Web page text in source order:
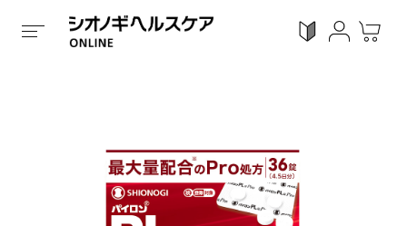
会員登録
ホーム / 全ての商品 / くすり 第 2 類医薬品 / 錠剤タイ